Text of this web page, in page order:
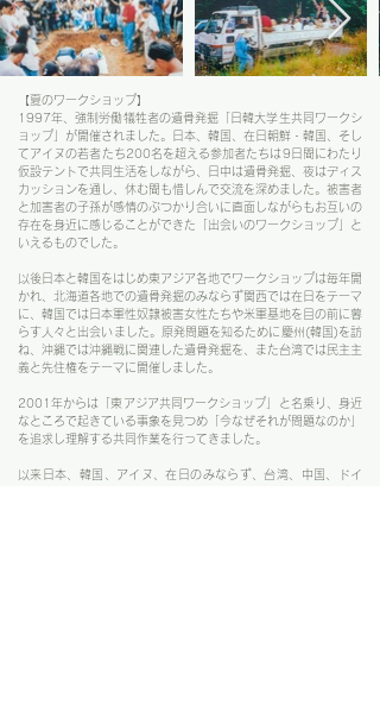
【夏のワークショップ】
1997年、強制労働犠牲者の遺骨発掘「日韓大学生共同ワークシ
ョップ」が開催されました。日本、韓国、在日朝鮮・韓国、そし
てアイヌの若者たち200名を超える参加者たちは9日間にわたり
仮設テントで共同生活をしながら、日中は遺骨発掘、夜はディス
カッションを通し、休む間も惜しんで交流を深めました。被害者
と加害者の子孫が感情のぶつかり合いに直面しながらもお互いの
存在を身近に感じることができた「出会いのワークショップ」と
いえるものでした。
以後日本と韓国をはじめ東アジア各地でワークショップは毎年開
かれ、北海道各地での遺骨発掘のみならず関西では在日をテーマ
に、韓国では日本軍性奴隷被害女性たちや米軍基地を目の前に暮
らす人々と出会いました。原発問題を知るために慶州(韓国)を訪
ね、沖縄では沖縄戦に関連した遺骨発掘を、また台湾では民主主
義と先住権をテーマに開催しました。
2001年からは「東アジア共同ワークショップ」と名乗り、身近
なところで起きている事象を見つめ「今なぜそれが問題なのか」
を追求し理解する共同作業を行ってきました。
以来日本、韓国、アイヌ、在日のみならず、台湾、中国、ドイ